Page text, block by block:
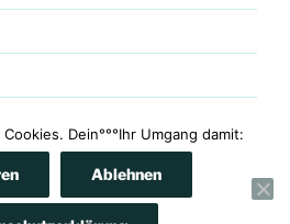
Mit Stolz präsentiert von
Dein°°°Ihr Umgang damit:
Ablehnen